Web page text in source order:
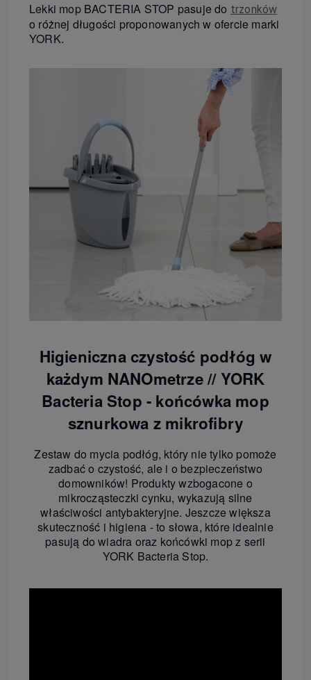
Lekki mop BACTERIA STOP pasuje do trzonków
o różnej długości proponowanych w ofercie marki
YORK.
Higieniczna czystość podłóg w
każdym NANOmetrze // YORK
Bacteria Stop - końcówka mop
sznurkowa z mikrofibry
Zestaw do mycia podłóg, który nie tylko pomoże
zadbać o czystość, ale i o bezpieczeństwo
domowników! Produkty wzbogacone o
mikrocząsteczki cynku, wykazują silne
właściwości antybakteryjne. Jeszcze większa
skuteczność i higiena - to słowa, które idealnie
pasują do wiadra oraz końcówki mop z serii
YORK Bacteria Stop.